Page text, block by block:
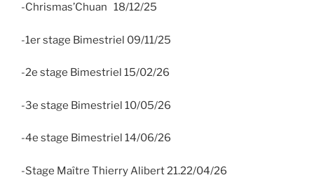
-Chrismas’Chuan 18/12/25
-1er stage Bimestriel 09/11/25
-2e stage Bimestriel 15/02/26
-3e stage Bimestriel 10/05/26
-4e stage Bimestriel 14/06/26
-Stage Maître Thierry Alibert 21.22/04/26